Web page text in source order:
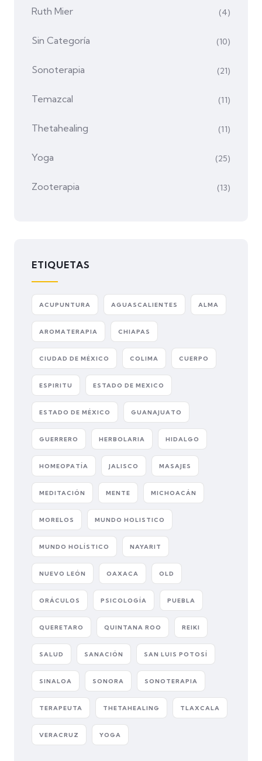
Ruth Mier (4)
Sin Categoría (10)
Sonoterapia (21)
Temazcal (11)
Thetahealing (11)
Yoga (25)
Zooterapia (13)
ETIQUETAS
ACUPUNTURA AGUASCALIENTES ALMA
AROMATERAPIA CHIAPAS
CIUDAD DE MÉXICO COLIMA CUERPO
ESPIRITU ESTADO DE MEXICO
ESTADO DE MÉXICO GUANAJUATO
GUERRERO HERBOLARIA HIDALGO
HOMEOPATÍA JALISCO MASAJES
MEDITACIÓN MENTE MICHOACÁN
MORELOS MUNDO HOLISTICO
MUNDO HOLÍSTICO NAYARIT
NUEVO LEÓN OAXACA OLD
ORÁCULOS PSICOLOGÍA PUEBLA
QUERETARO QUINTANA ROO REIKI
SALUD SANACIÓN SAN LUIS POTOSÍ
SINALOA SONORA SONOTERAPIA
TERAPEUTA THETAHEALING TLAXCALA
VERACRUZ YOGA